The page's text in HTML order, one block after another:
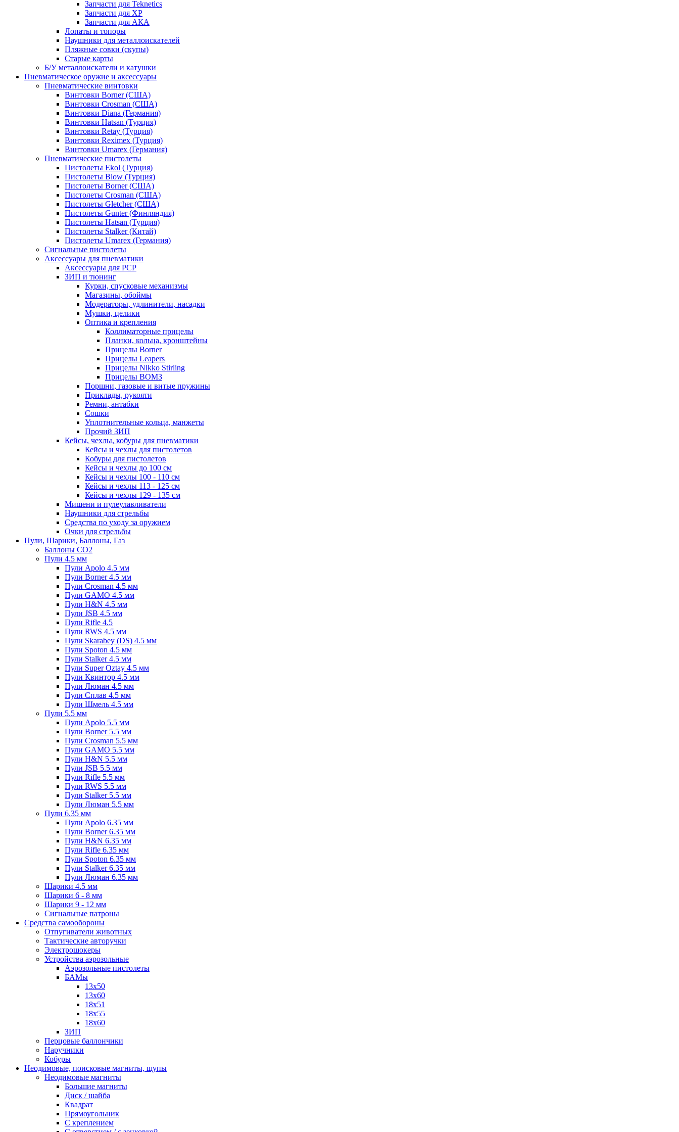
Запчасти для Teknetics
Запчасти для XP
Запчасти для АКА
Лопаты и топоры
Наушники для металлоискателей
Пляжные совки (скупы)
Старые карты
Б/У металлоискатели и катушки
Пневматическое оружие и аксессуары
Пневматические винтовки
Винтовки Borner (США)
Винтовки Crosman (США)
Винтовки Diana (Германия)
Винтовки Hatsan (Турция)
Винтовки Retay (Турция)
Винтовки Reximex (Турция)
Винтовки Umarex (Германия)
Пневматические пистолеты
Пистолеты Ekol (Турция)
Пистолеты Blow (Турция)
Пистолеты Borner (США)
Пистолеты Crosman (США)
Пистолеты Gletcher (США)
Пистолеты Gunter (Финляндия)
Пистолеты Hatsan (Турция)
Пистолеты Stalker (Китай)
Пистолеты Umarex (Германия)
Сигнальные пистолеты
Аксессуары для пневматики
Аксессуары для PCP
ЗИП и тюнинг
Курки, спусковые механизмы
Магазины, обоймы
Модераторы, удлинители, насадки
Мушки, целики
Оптика и крепления
Коллиматорные прицелы
Планки, кольца, кронштейны
Прицелы Borner
Прицелы Leapers
Прицелы Nikko Stirling
Прицелы ВОМЗ
Поршни, газовые и витые пружины
Приклады, рукояти
Ремни, антабки
Сошки
Уплотнительные кольца, манжеты
Прочий ЗИП
Кейсы, чехлы, кобуры для пневматики
Кейсы и чехлы для пистолетов
Кобуры для пистолетов
Кейсы и чехлы до 100 см
Кейсы и чехлы 100 - 110 см
Кейсы и чехлы 113 - 125 см
Кейсы и чехлы 129 - 135 см
Мишени и пулеулавливатели
Наушники для стрельбы
Средства по уходу за оружием
Очки для стрельбы
Пули, Шарики, Баллоны, Газ
Баллоны CO2
Пули 4.5 мм
Пули Apolo 4.5 мм
Пули Borner 4.5 мм
Пули Crosman 4.5 мм
Пули GAMO 4.5 мм
Пули H&N 4.5 мм
Пули JSB 4.5 мм
Пули Rifle 4.5
Пули RWS 4.5 мм
Пули Skarabey (DS) 4.5 мм
Пули Spoton 4.5 мм
Пули Stalker 4.5 мм
Пули Super Oztay 4.5 мм
Пули Квинтор 4.5 мм
Пули Люман 4.5 мм
Пули Сплав 4.5 мм
Пули Шмель 4.5 мм
Пули 5.5 мм
Пули Apolo 5.5 мм
Пули Borner 5.5 мм
Пули Crosman 5.5 мм
Пули GAMO 5.5 мм
Пули H&N 5.5 мм
Пули JSB 5.5 мм
Пули Rifle 5.5 мм
Пули RWS 5.5 мм
Пули Stalker 5.5 мм
Пули Люман 5.5 мм
Пули 6.35 мм
Пули Apolo 6.35 мм
Пули Borner 6.35 мм
Пули H&N 6.35 мм
Пули Rifle 6.35 мм
Пули Spoton 6.35 мм
Пули Stalker 6.35 мм
Пули Люман 6.35 мм
Шарики 4.5 мм
Шарики 6 - 8 мм
Шарики 9 - 12 мм
Сигнальные патроны
Средства самообороны
Отпугиватели животных
Тактические авторучки
Электрошокеры
Устройства аэрозольные
Аэрозольные пистолеты
БАМы
13х50
13х60
18х51
18х55
18х60
ЗИП
Перцовые баллончики
Наручники
Кобуры
Неодимовые, поисковые магниты, щупы
Неодимовые магниты
Большие магниты
Диск / шайба
Квадрат
Прямоугольник
С креплением